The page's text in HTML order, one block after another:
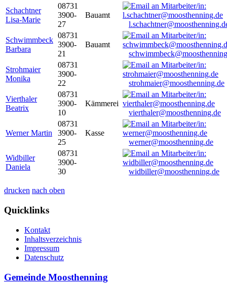
Schachtner
Lisa-Marie
08731
3900-
27
Bauamt
Schwimmbeck
Barbara
08731
3900-
21
Bauamt
Strohmaier
Monika
08731
3900-
22
strohmaier@moosthenning.de
Vierthaler
Beatrix
08731
3900-
10
Kämmerei
vierthaler@moosthenning.de
Werner Martin
08731
3900-
25
Kasse
werner@moosthenning.de
Widbiller
Daniela
08731
3900-
30
widbiller@moosthenning.de
drucken nach oben
Quicklinks
Kontakt
Inhaltsverzeichnis
Impressum
Datenschutz
Gemeinde Moosthenning